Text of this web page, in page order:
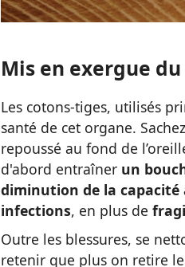
Mis en exergue
Les cotons-tiges, utilisés
santé de cet organe.
repoussé au fond de
d'abord entraîner un
diminution de la capacité
infections, en plus de
Outre les blessures, se
retenir que plus on retire